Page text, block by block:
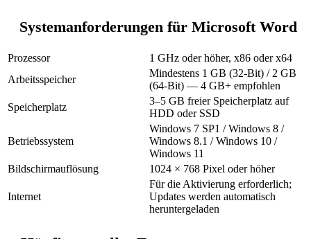
Systemanforderungen für Microsoft Word
Prozessor
1 GHz oder höher, x86 oder x64
Arbeitsspeicher
Mindestens 1 GB (32-Bit) / 2 GB
(64-Bit) — 4 GB+ empfohlen
Speicherplatz
3–5 GB freier Speicherplatz auf
HDD oder SSD
Betriebssystem
Windows 7 SP1 / Windows 8 /
Windows 8.1 / Windows 10 /
Windows 11
Bildschirmauflösung
1024 × 768 Pixel oder höher
Internet
Für die Aktivierung erforderlich;
Updates werden automatisch
heruntergeladen